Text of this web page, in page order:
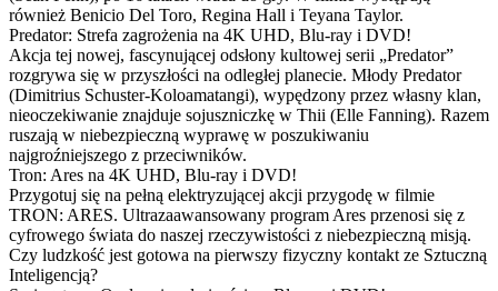
również Benicio Del Toro, Regina Hall i Teyana Taylor.
Predator: Strefa zagrożenia na 4K UHD, Blu-ray i DVD!
Akcja tej nowej, fascynującej odsłony kultowej serii „Predator”
rozgrywa się w przyszłości na odległej planecie. Młody Predator
(Dimitrius Schuster-Koloamatangi), wypędzony przez własny klan,
nieoczekiwanie znajduje sojuszniczkę w Thii (Elle Fanning). Razem
ruszają w niebezpieczną wyprawę w poszukiwaniu
najgroźniejszego z przeciwników.
Tron: Ares na 4K UHD, Blu-ray i DVD!
Przygotuj się na pełną elektryzującej akcji przygodę w filmie
TRON: ARES. Ultrazaawansowany program Ares przenosi się z
cyfrowego świata do naszej rzeczywistości z niebezpieczną misją.
Czy ludzkość jest gotowa na pierwszy fizyczny kontakt ze Sztuczną
Inteligencją?